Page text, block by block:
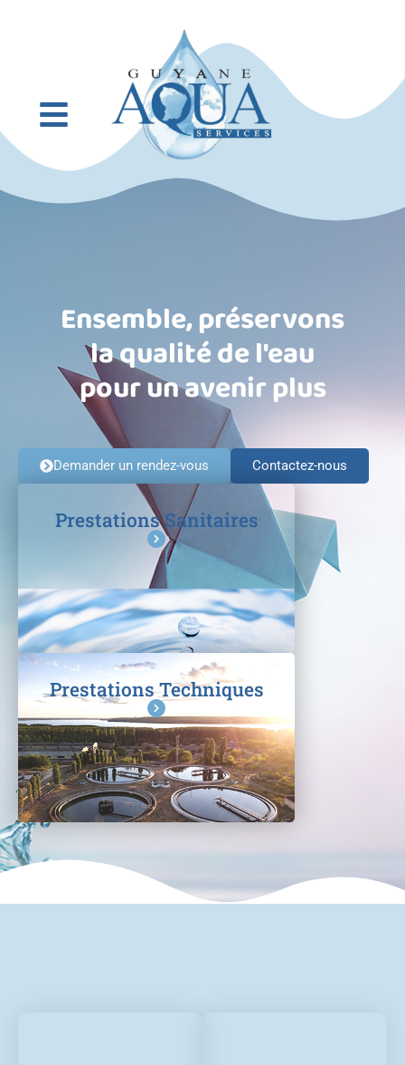
Ensemble, préservons
la qualité de l'eau
pour un avenir plus
Demander un rendez-vous Contactez-nous
Prestations Sanitaires
Prestations Techniques